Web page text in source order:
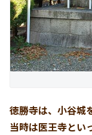
徳勝寺は、小谷城
当時は医王寺とい